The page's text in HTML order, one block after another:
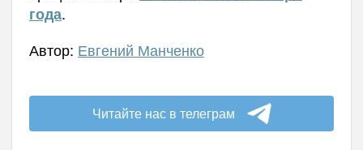
года.
Автор: Евгений Манченко
Читайте нас в телеграм